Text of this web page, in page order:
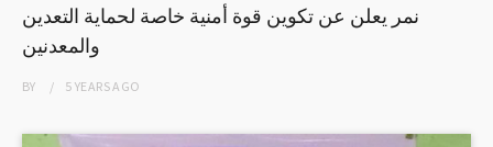
نمر يعلن عن تكوين قوة أمنية خاصة لحماية التعدين
والمعدنين
BY 5 YEARSAGO